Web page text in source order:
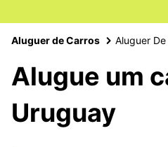
Aluguer de Carros Aluguer
Alugue um
Uruguay